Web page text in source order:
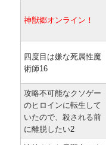
神獣郷オンライン！
四度目は嫌な死属性魔
術師16
攻略不可能なクソゲー
のヒロインに転生して
いたので、殺される前
に離脱したい2